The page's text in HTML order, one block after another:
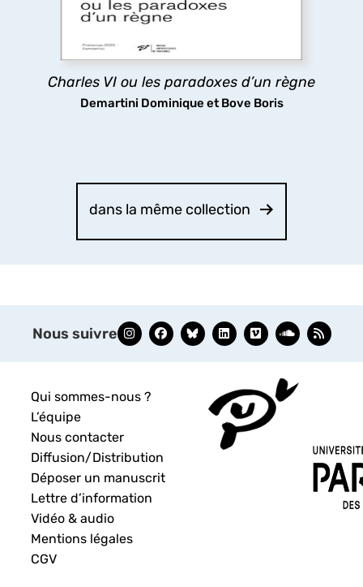
Charles VI ou les paradoxes d’un règne
Demartini Dominique et Bove Boris
sa folie même stimulait la réflexion politique : tels
découvrir
dans la même collection
Nous suivre
Qui sommes-nous ?
L’équipe
Nous contacter
Diffusion/Distribution
Déposer un manuscrit
Lettre d’information
Vidéo & audio
Mentions légales
CGV